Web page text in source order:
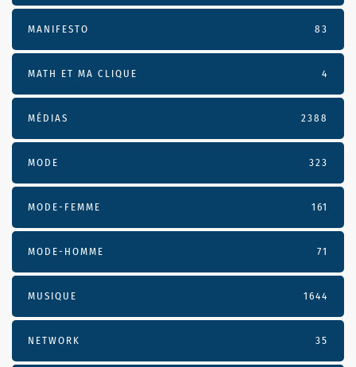
MANIFESTO 83
MATH ET MA CLIQUE 4
MÉDIAS 2388
MODE 323
MODE-FEMME 161
MODE-HOMME 71
MUSIQUE 1644
NETWORK 35